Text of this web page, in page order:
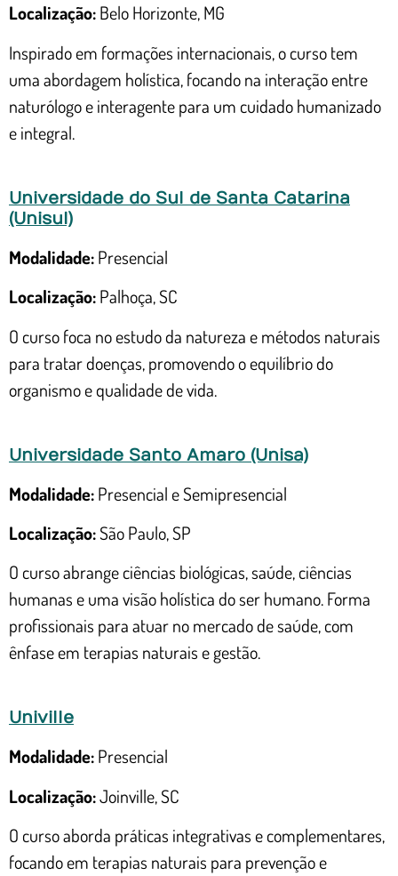
Localização:Belo Horizonte, MG
Inspirado em formações internacionais, o curso tem
uma abordagem holística, focando na interação entre
naturólogo e interagente para um cuidado humanizado
e integral.
Universidade do Sul de Santa Catarina
(Unisul)
Modalidade:Presencial
Localização:Palhoça, SC
O curso foca no estudo da natureza e métodos naturais
para tratar doenças, promovendo o equilíbrio do
organismo e qualidade de vida.
Universidade Santo Amaro (Unisa)
Modalidade:Presencial e Semipresencial
Localização:São Paulo, SP
O curso abrange ciências biológicas, saúde, ciências
humanas e uma visão holística do ser humano. Forma
profissionais para atuar no mercado de saúde, com
ênfase em terapias naturais e gestão.
Univille
Modalidade:Presencial
Localização:Joinville, SC
O curso aborda práticas integrativas e complementares,
focando em terapias naturais para prevenção e